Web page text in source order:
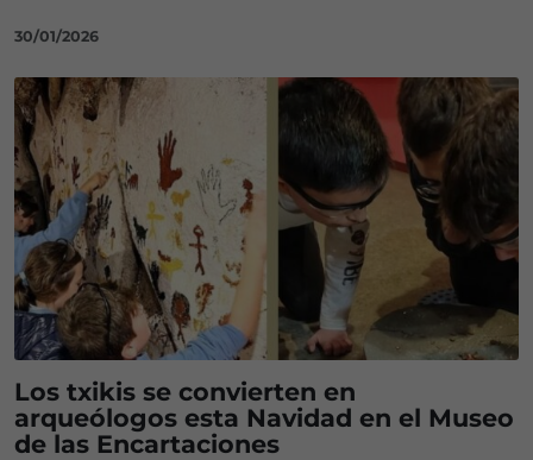
30/01/2026
Los txikis se convierten en
arqueólogos esta Navidad en el Museo
de las Encartaciones